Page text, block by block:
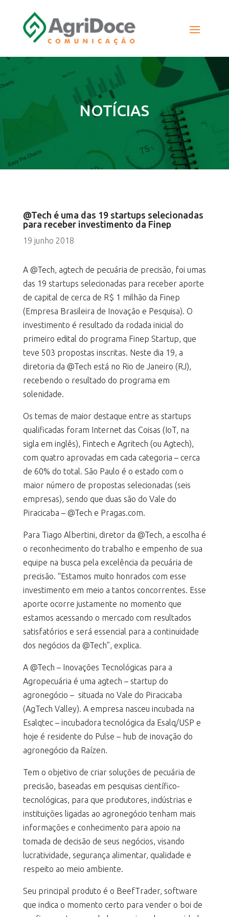
NOTÍCIAS
@Tech é uma das 19 startups selecionadas
para receber investimento da Finep
19 junho 2018
A @Tech, agtech de pecuária de precisão, foi umas
das 19 startups selecionadas para receber aporte
de capital de cerca de R$ 1 milhão da Finep
(Empresa Brasileira de Inovação e Pesquisa). O
investimento é resultado da rodada inicial do
primeiro edital do programa Finep Startup, que
teve 503 propostas inscritas. Neste dia 19, a
diretoria da @Tech está no Rio de Janeiro (RJ),
recebendo o resultado do programa em
solenidade.
Os temas de maior destaque entre as startups
qualificadas foram Internet das Coisas (IoT, na
sigla em inglês), Fintech e Agritech (ou Agtech),
com quatro aprovadas em cada categoria – cerca
de 60% do total. São Paulo é o estado com o
maior número de propostas selecionadas (seis
empresas), sendo que duas são do Vale do
Piracicaba – @Tech e Pragas.com.
Para Tiago Albertini, diretor da @Tech, a escolha é
o reconhecimento do trabalho e empenho de sua
equipe na busca pela excelência da pecuária de
precisão. “Estamos muito honrados com esse
investimento em meio a tantos concorrentes. Esse
aporte ocorre justamente no momento que
estamos acessando o mercado com resultados
satisfatórios e será essencial para a continuidade
dos negócios da @Tech”, explica.
A @Tech – Inovações Tecnológicas para a
Agropecuária é uma agtech – startup do
agronegócio – situada no Vale do Piracicaba
(AgTech Valley). A empresa nasceu incubada na
Esalqtec – incubadora tecnológica da Esalq/USP e
hoje é residente do Pulse – hub de inovação do
agronegócio da Raízen.
Tem o objetivo de criar soluções de pecuária de
precisão, baseadas em pesquisas científico-
tecnológicas, para que produtores, indústrias e
instituições ligadas ao agronegócio tenham mais
informações e conhecimento para apoio na
tomada de decisão de seus negócios, visando
lucratividade, segurança alimentar, qualidade e
respeito ao meio ambiente.
Seu principal produto é o BeefTrader, software
que indica o momento certo para vender o boi de